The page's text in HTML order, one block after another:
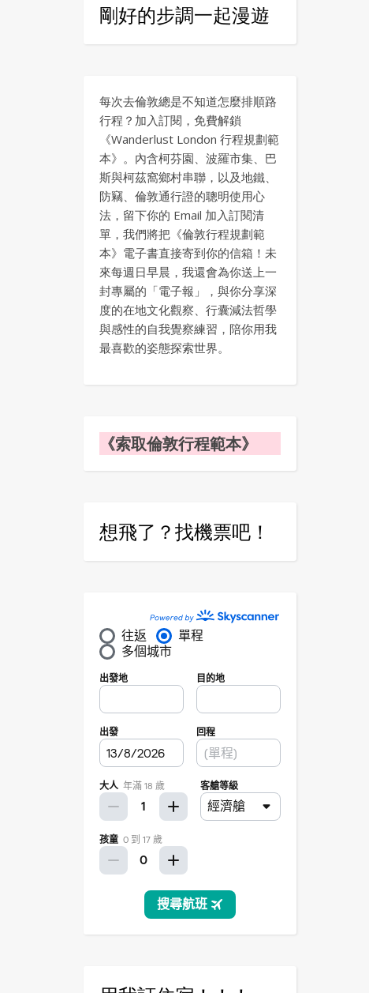
剛好的步調一起漫遊
每次去倫敦總是不知道怎麼排順路
行程？加入訂閱，免費解鎖
《Wanderlust London 行程規劃範
本》。內含柯芬園、波羅市集、巴
斯與柯茲窩鄉村串聯，以及地鐵、
防竊、倫敦通行證的聰明使用心
法，留下你的 Email 加入訂閱清
單，我們將把《倫敦行程規劃範
本》電子書直接寄到你的信箱！未
來每週日早晨，我還會為你送上一
封專屬的「電子報」，與你分享深
度的在地文化觀察、行囊減法哲學
與感性的自我覺察練習，陪你用我
最喜歡的姿態探索世界。
《索取倫敦行程範本》
想飛了？找機票吧！